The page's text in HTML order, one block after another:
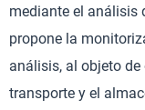
mediante el análisis
propone la
análisis, al objeto
transporte y el